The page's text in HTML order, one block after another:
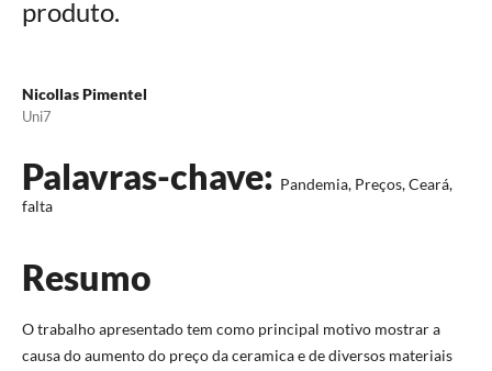
produto.
Nicollas Pimentel
Uni7
Palavras-chave: Pandemia, Preços, Ceará,
falta
Resumo
O trabalho apresentado tem como principal motivo mostrar a
causa do aumento do preço da ceramica e de diversos materiais